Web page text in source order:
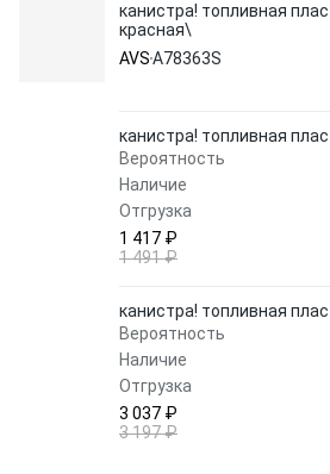
канистра! топливная
красная\
AVSA78363S
канистра! топливная
Вероятность
Наличие
Отгрузка
1 417 ₽
1 491 ₽
канистра! топливная
Вероятность
Наличие
Отгрузка
3 037 ₽
3 197 ₽